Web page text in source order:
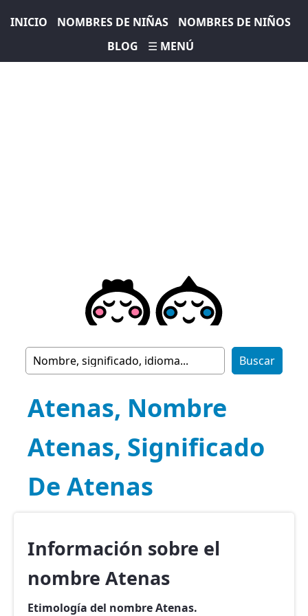
INICIO NOMBRES DE NIÑAS
NOMBRES DE NIÑOS
BLOG
☰ MENÚ
Atenas, Nombre
Atenas, Significado
De Atenas
Información sobre el
nombre Atenas
Etimología del nombre Atenas.